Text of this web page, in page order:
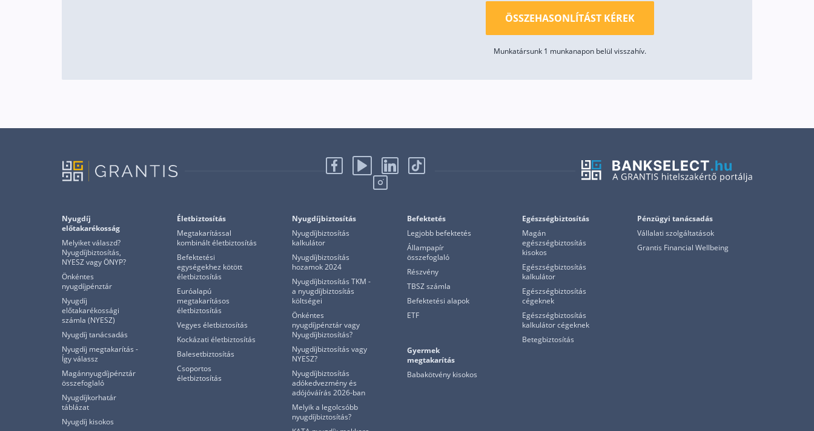
ÖSSZEHASONLÍTÁST KÉREK
Munkatársunk 1 munkanapon belül visszahív.
Nyugdíj
előtakarékosság
Melyiket válaszd?
Nyugdíjbiztosítás,
NYESZ vagy ÖNYP?
Önkéntes
nyugdíjpénztár
Nyugdíj
előtakarékossági
számla (NYESZ)
Nyugdíj tanácsadás
Nyugdíj megtakarítás -
Így válassz
Magánnyugdíjpénztár
összefoglaló
Nyugdíjkorhatár
táblázat
Nyugdíj kisokos
Életbiztosítás
Megtakarítással
kombinált életbiztosítás
Befektetési
egységekhez kötött
életbiztosítás
Euróalapú
megtakarításos
életbiztosítás
Vegyes életbiztosítás
Kockázati életbiztosítás
Balesetbiztosítás
Csoportos
életbiztosítás
Nyugdíjbiztosítás
Nyugdíjbiztosítás
kalkulátor
Nyugdíjbiztosítás
hozamok 2024
Nyugdíjbiztosítás TKM -
a nyugdíjbiztosítás
költségei
Önkéntes
nyugdíjpénztár vagy
Nyugdíjbiztosítás?
Nyugdíjbiztosítás vagy
NYESZ?
Nyugdíjbiztosítás
adókedvezmény és
adójóváírás 2026-ban
Melyik a legolcsóbb
nyugdíjbiztosítás?
Befektetés
Legjobb befektetés
Állampapír
összefoglaló
Részvény
TBSZ számla
Befektetési alapok
ETF
Gyermek
megtakarítás
Babakötvény kisokos
Egészségbiztosítás
Magán
egészségbiztosítás
kisokos
Egészségbiztosítás
kalkulátor
Egészségbiztosítás
cégeknek
Egészségbiztosítás
kalkulátor cégeknek
Betegbiztosítás
Pénzügyi tanácsadás
Vállalati szolgáltatások
Grantis Financial Wellbeing